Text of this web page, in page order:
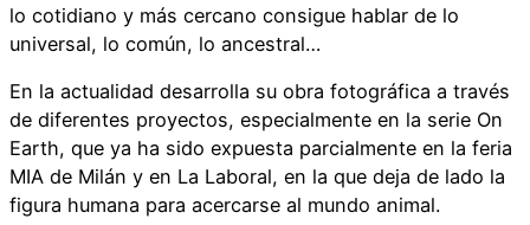
lo cotidiano y más cercano consigue hablar de lo
universal, lo común, lo ancestral…
En la actualidad desarrolla su obra fotográfica a través
de diferentes proyectos, especialmente en la serie On
Earth, que ya ha sido expuesta parcialmente en la feria
MIA de Milán y en La Laboral, en la que deja de lado la
figura humana para acercarse al mundo animal.